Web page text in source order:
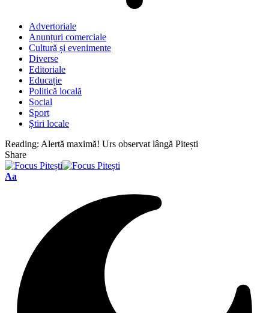
Advertoriale
Anunțuri comerciale
Cultură și evenimente
Diverse
Editoriale
Educație
Politică locală
Social
Sport
Știri locale
Reading: Alertă maximă! Urs observat lângă Pitești
Share
Font
Aa